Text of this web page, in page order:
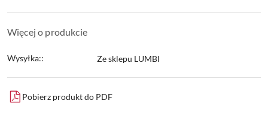
Więcej o produkcie
Wysyłka:: Ze sklepu LUMBI
Pobierz produkt do PDF